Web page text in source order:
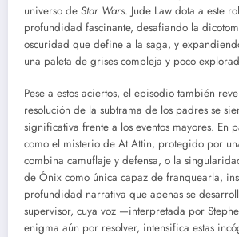
universo de Star Wars. Jude Law dota a este
profundidad fascinante, desafiando la
oscuridad que define a la saga, y
una paleta de grises compleja y poco
Pese a estos aciertos, el episodio también
resolución de la subtrama de los padres se
significativa frente a los eventos mayores. En
como el misterio de At Attin, protegido por
combina camuflaje y defensa, o la
de Ónix como única capaz de franquearla,
profundidad narrativa que apenas se
supervisor, cuya voz —interpretada por
enigma aún por resolver, intensifica estas